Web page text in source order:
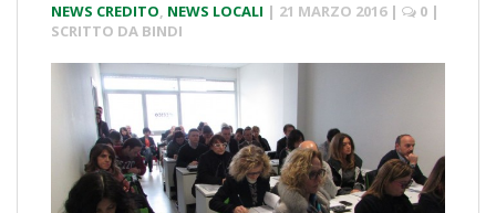
NEWS CREDITO, NEWS LOCALI | 21 MARZO 2016 | 0 |
SCRITTO DA BINDI